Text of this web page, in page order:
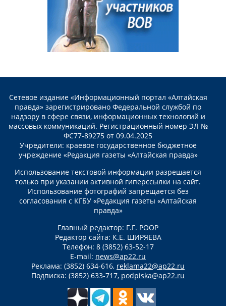
Сетевое издание «Информационный портал «Алтайская
правда» зарегистрировано Федеральной службой по
надзору в сфере связи, информационных технологий и
массовых коммуникаций. Регистрационный номер ЭЛ №
ФС77-89275 от 09.04.2025
Учредители: краевое государственное бюджетное
учреждение «Редакция газеты «Алтайская правда»
Использование текстовой информации разрешается
только при указании активной гиперссылки на сайт.
Использование фотографий запрещается без
согласования с КГБУ «Редакция газеты «Алтайская
правда»
Главный редактор: Г.Г. РООР
Редактор сайта: К.Е. ШИРЯЕВА
Телефон: 8 (3852) 63-52-17
E-mail: news@ap22.ru
Реклама: (3852) 634-616, reklama22@ap22.ru
Подписка: (3852) 633-717, podpiska@ap22.ru